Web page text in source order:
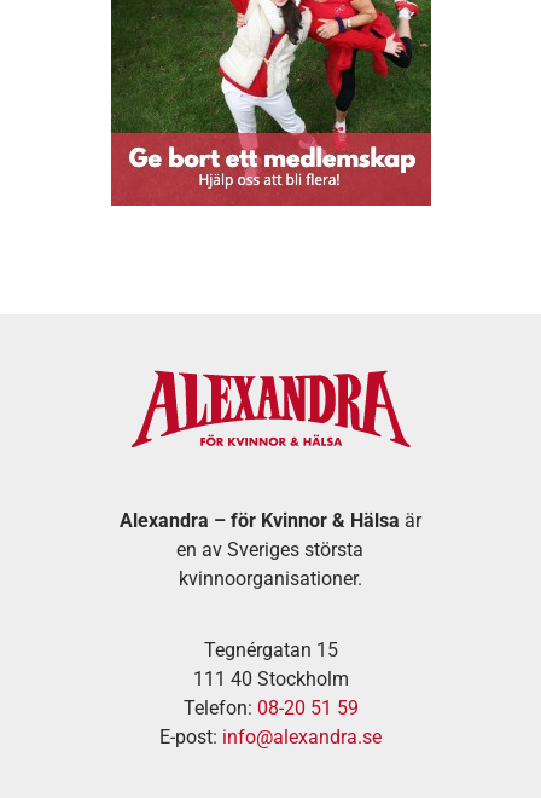
Alexandra – för Kvinnor & Hälsa är
en av Sveriges största
kvinnoorganisationer.
Tegnérgatan 15
111 40 Stockholm
Telefon: 08-20 51 59
E-post: info@alexandra.se